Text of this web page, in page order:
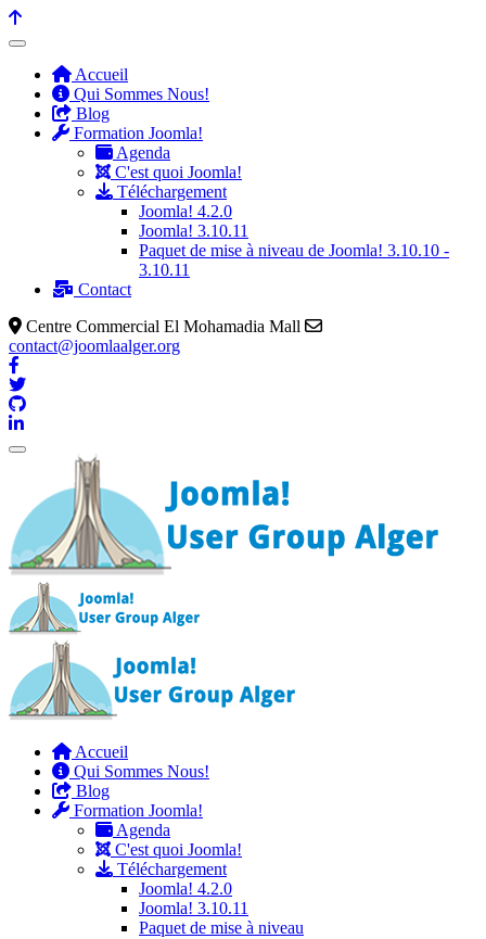
Accueil
Qui Sommes Nous!
Blog
Formation Joomla!
Agenda
C'est quoi Joomla!
Téléchargement
Joomla! 4.2.0
Joomla! 3.10.11
Paquet de mise à niveau de Joomla! 3.10.10 -
3.10.11
Contact
Centre Commercial El Mohamadia Mall
contact@joomlaalger.org
Accueil
Qui Sommes Nous!
Blog
Formation Joomla!
Agenda
C'est quoi Joomla!
Téléchargement
Joomla! 4.2.0
Joomla! 3.10.11
Paquet de mise à niveau
précédente
précédent
suivante
suivant